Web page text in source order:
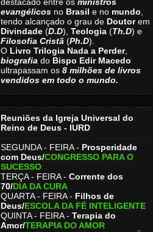
destacado entre os ministros
evangélicos no Brasil e no mundo,
tendo alcançado o grau de Doutorem
Divindade (D.D), Teologia (Th.D) e
Filosofia Cristã (Ph.D).
O Livro Trilogia Nada a Perder,
biografia do Bispo Edir Macedo
ultrapassam os 8 milhões de livros
vendidos em todo o mundo.
Reuniões da Igreja Universal do
Reino de Deus - IURD
SEGUNDA - FEIRA - Prosperidade
com Deus/CONGRESSO PARA O
SUCESSO
TERÇA - FEIRA - Corrente dos
70/DIA DA CURA
QUARTA - FEIRA - Filhos de
Deus/ESCOLA DA FÉ INTELIGENTE
QUINTA - FEIRA - Terapia do
Amor/TERAPIA DO AMOR